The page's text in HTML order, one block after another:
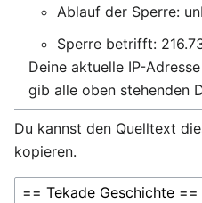
Ablauf der Sperre:
Sperre betrifft:
Deine aktuelle IP-
gib alle oben stehenden
Du kannst den Quelltext
kopieren.